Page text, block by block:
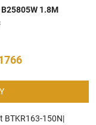
1.8M
BTKR163-150N|